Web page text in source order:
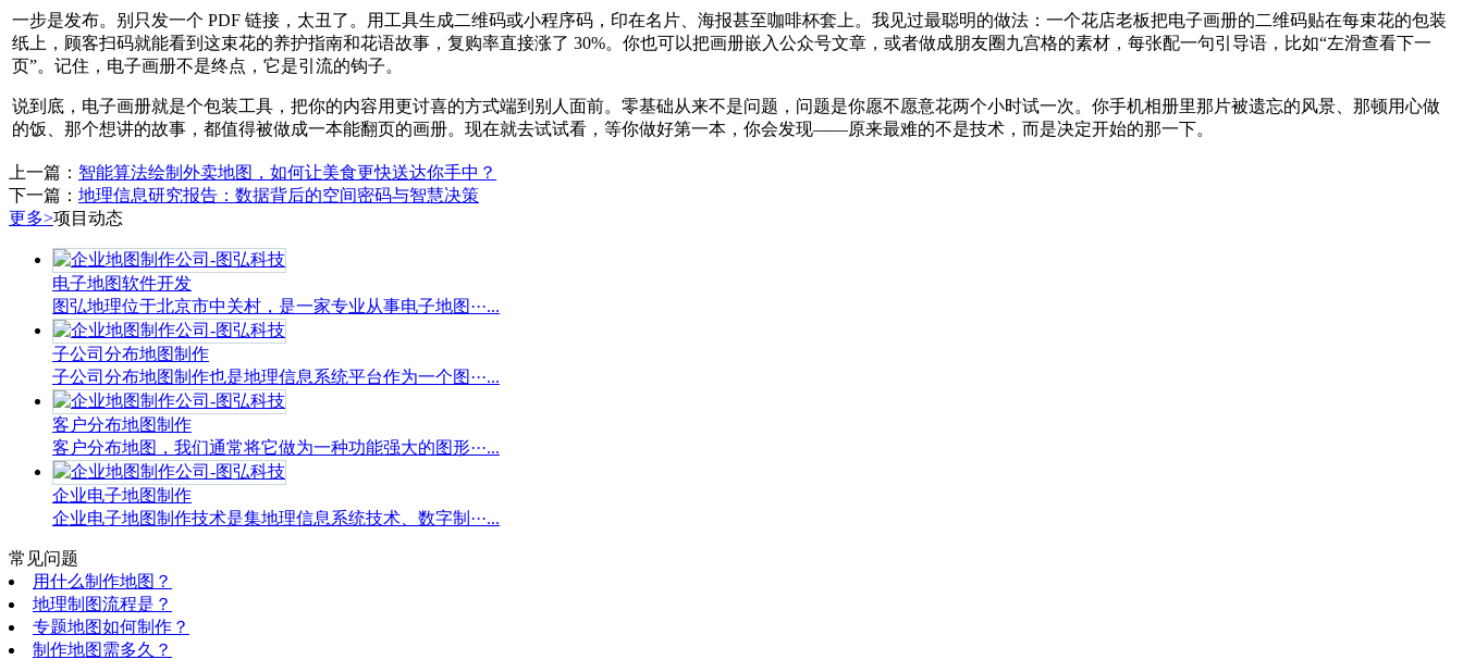
一步是发布。别只发一个 PDF 链接，太丑了。用工具生成二维码或小程序码，印在名片、海报甚至咖啡杯套上。我见过最聪明的做法：一个花店老板把电子画册的二维码贴在每束花的包装
纸上，顾客扫码就能看到这束花的养护指南和花语故事，复购率直接涨了 30%。你也可以把画册嵌入公众号文章，或者做成朋友圈九宫格的素材，每张配一句引导语，比如“左滑查看下一
页”。记住，电子画册不是终点，它是引流的钩子。
说到底，电子画册就是个包装工具，把你的内容用更讨喜的方式端到别人面前。零基础从来不是问题，问题是你愿不愿意花两个小时试一次。你手机相册里那片被遗忘的风景、那顿用心做
的饭、那个想讲的故事，都值得被做成一本能翻页的画册。现在就去试试看，等你做好第一本，你会发现——原来最难的不是技术，而是决定开始的那一下。
上一篇： 智能算法绘制外卖地图，如何让美食更快送达你手中？
下一篇： 地理信息研究报告：数据背后的空间密码与智慧决策
更多>项目动态
电子地图软件开发
图弘地理位于北京市中关村，是一家专业从事电子地图···...
子公司分布地图制作
子公司分布地图制作也是地理信息系统平台作为一个图···...
客户分布地图制作
客户分布地图，我们通常将它做为一种功能强大的图形···...
企业电子地图制作
企业电子地图制作技术是集地理信息系统技术、数字制···...
常见问题
用什么制作地图？
地理制图流程是？
专题地图如何制作？
制作地图需多久？